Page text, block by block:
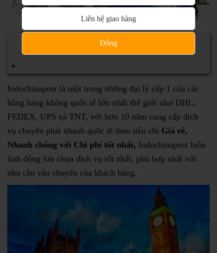
NỘI DUNG CHÍNH
Indochinapost là một trong những đại lý cấp 1 của các
hãng hàng không quốc tế lớn nhất thế giới như DHL,
FEDEX, UPS và TNT, với hơn 10 năm cung cấp dịch
vụ chuyển phát nhanh quốc tế theo tiêu chí Giá rẻ,
Nhanh chóng với Chi phí tốt nhất, Indochinapost luôn
linh động lưa chọn dịch vụ tốt nhất, phù hợp nhất với
nhu cầu vận chuyển của khách hàng.
Liên hệ giao hàng
Đóng